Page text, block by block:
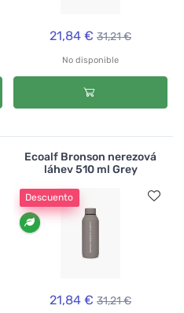
21,84 € 31,21 €
No disponible
Ecoalf Bronson nerezová
láhev 510 ml Grey
Descuento
21,84 € 31,21 €